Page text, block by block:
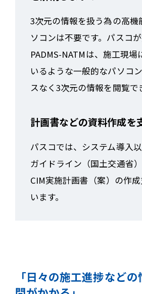
3次元の情報を扱う為の高機
ソコンは不要です。パスコ
PADMS-NATMは、施工現場
いるような一般的なパソコ
スなく3次元の情報を閲覧で
計画書などの資料作成を
パスコでは、システム導入
ガイドライン（国土交通省
CIM実施計画書（案）の作
います。
「日々の施工進捗など